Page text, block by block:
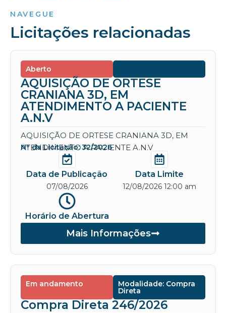
NAVEGUE
Licitações relacionadas
Aberto
AQUISIÇÃO DE ORTESE
CRANIANA 3D, EM
ATENDIMENTO A PACIENTE
A.N.V
AQUISIÇÃO DE ORTESE CRANIANA 3D, EM
ATENDIMENTO A PACIENTE A.N.V
Nº da Licitação: 32/2026
Data de Publicação
07/08/2026
Data Limite
12/08/2026 12:00 am
Horário de Abertura
Mais Informações
Em andamento Modalidade: Compra
Direta
Compra Direta 246/2026